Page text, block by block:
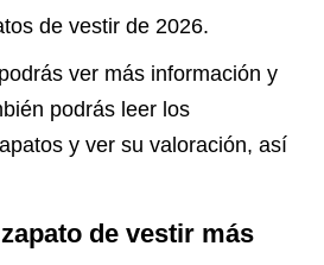
de vestir de 2026.
ver más información y
podrás leer los
y ver su valoración, así
de vestir más